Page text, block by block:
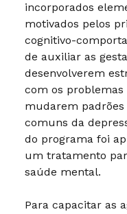
incorporados
motivados pelos
cognitivo-
de auxiliar as
desenvolverem
com os problemas
mudarem
comuns da
do programa foi
um tratamento
saúde mental.
Para capacitar as